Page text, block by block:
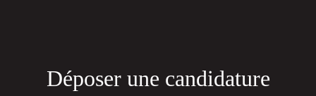
Déposer une candidature